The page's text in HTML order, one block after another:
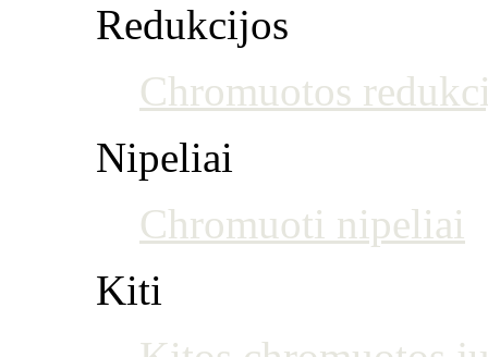
Redukcijos
Chromuotos
Nipeliai
Chromuoti nipeliai
Kiti